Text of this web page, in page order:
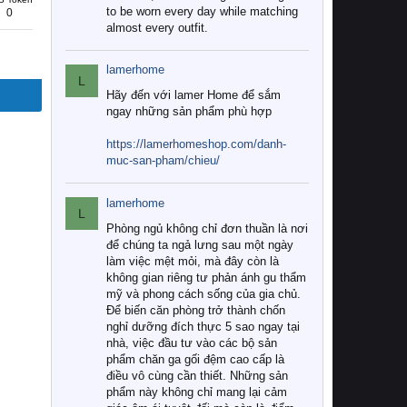
0
to be worn every day while matching
almost every outfit.
L
lamerhome
Hãy đến với lamer Home để sắm
ngay những sản phẩm phù hợp
https://lamerhomeshop.com/danh-
muc-san-pham/chieu/
L
lamerhome
Phòng ngủ không chỉ đơn thuần là nơi
để chúng ta ngả lưng sau một ngày
làm việc mệt mỏi, mà đây còn là
không gian riêng tư phản ánh gu thẩm
mỹ và phong cách sống của gia chủ.
Để biến căn phòng trở thành chốn
nghỉ dưỡng đích thực 5 sao ngay tại
nhà, việc đầu tư vào các bộ sản
phẩm chăn ga gối đệm cao cấp là
điều vô cùng cần thiết. Những sản
phẩm này không chỉ mang lại cảm